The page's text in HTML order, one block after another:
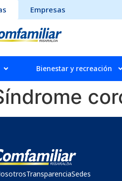
Empresas
Bienestar y recreación
TransparenciaSedes